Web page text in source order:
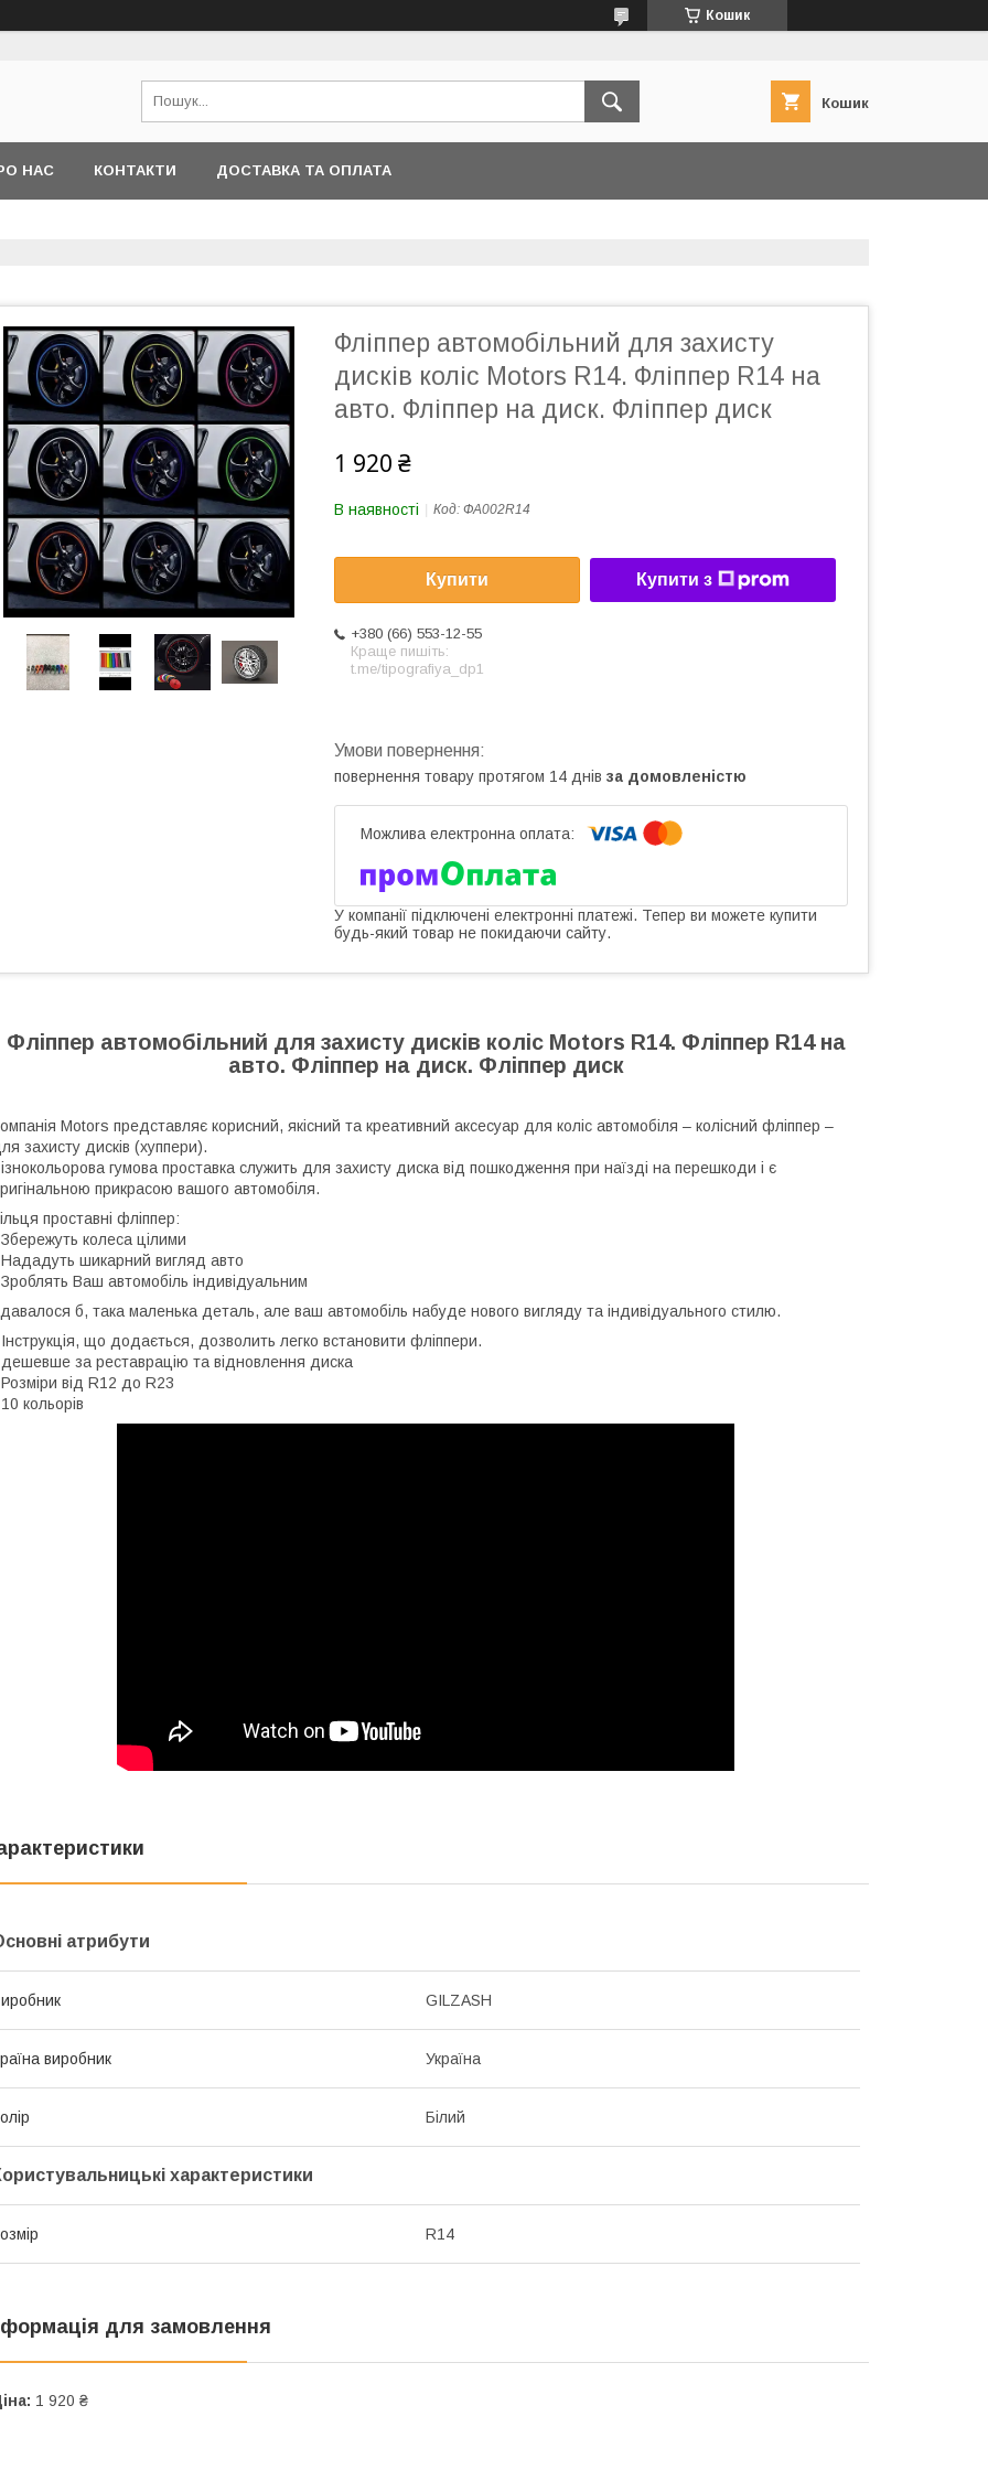
Кошик
Кошик
НАС КОНТАКТИ ДОСТАВКА ТА ОПЛАТА
Фліппер автомобільний для захисту
дисків коліс Motors R14. Фліппер R14 на
авто. Фліппер на диск. Фліппер диск
1 920 ₴
В наявності Код: ФА002R14
Купити Купити з
+380 (66) 553-12-55
Краще пишіть:
t.me/tipografiya_dp1
повернення товару протягом 14 днів за домовленістю
У компанії підключені електронні платежі. Тепер ви можете купити
будь-який товар не покидаючи сайту.
Фліппер автомобільний для захисту дисків коліс Motors R14. Фліппер R14 на
авто. Фліппер на диск. Фліппер диск
Motors представляє корисний, якісний та креативний аксесуар для коліс автомобіля – колісний фліппер –
захисту дисків (хуппери).
гумова проставка служить для захисту диска від пошкодження при наїзді на перешкоди і є
прикрасою вашого автомобіля.
проставні фліппер:
колеса цілими
шикарний вигляд авто
Ваш автомобіль індивідуальним
б, така маленька деталь, але ваш автомобіль набуде нового вигляду та індивідуального стилю.
що додається, дозволить легко встановити фліппери.
за реставрацію та відновлення диска
від R12 до R23
кольорів
атрибути
GILZASH
виробник Україна
Білий
характеристики
R14
для замовлення
1 920 ₴